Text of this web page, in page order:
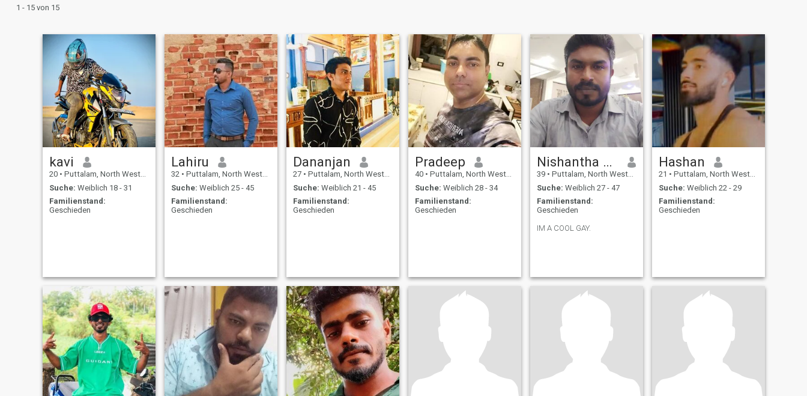
1 - 15 von 15
kavi
20 • Puttalam, North Western, Sri Lanka
Suche: Weiblich 18 - 31
Familienstand:
Geschieden
Lahiru
32 • Puttalam, North Western, Sri Lanka
Suche: Weiblich 25 - 45
Familienstand:
Geschieden
Dananjan
27 • Puttalam, North Western, Sri Lanka
Suche: Weiblich 21 - 45
Familienstand:
Geschieden
Pradeep
40 • Puttalam, North Western, Sri Lanka
Suche: Weiblich 28 - 34
Familienstand:
Geschieden
Nishantha Kumara
39 • Puttalam, North Western, Sri Lanka
Suche: Weiblich 27 - 47
Familienstand:
Geschieden
IM A COOL GAY.
Hashan
21 • Puttalam, North Western, Sri Lanka
Suche: Weiblich 22 - 29
Familienstand:
Geschieden